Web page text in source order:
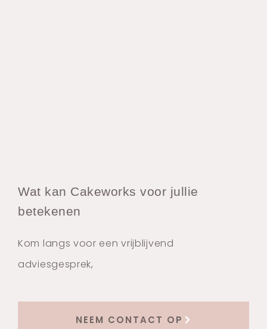
Wat kan Cakeworks voor jullie
betekenen
Kom langs voor een vrijblijvend
adviesgesprek,
NEEM CONTACT OP